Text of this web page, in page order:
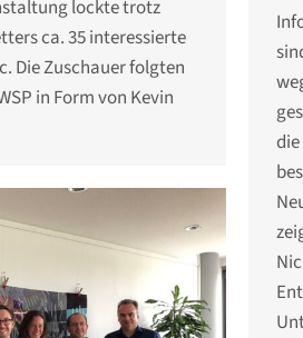
lockte trotz
ca. 35 interessierte
Die Zuschauer folgten
in Form von Kevin